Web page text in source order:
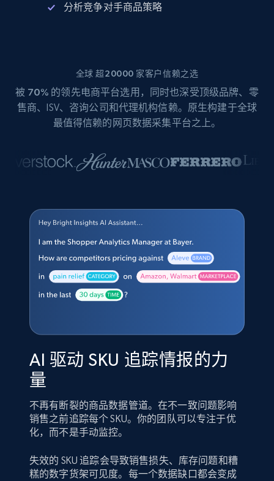
分析竞争对手商品策略
全球 超20000 家客户信赖之选
被 70% 的领先电商平台选用，同时也深受顶级品牌、零
售商、ISV、咨询公司和代理机构信赖。原生构建于全球
最值得信赖的网页数据采集平台之上。
AI 驱动 SKU 追踪情报的力
量
不再有断裂的商品数据管道。在不一致问题影响
销售之前追踪每个 SKU。你的团队可以专注于优
化，而不是手动监控。
失效的 SKU 追踪会导致销售损失、库存问题和糟
糕的数字货架可见度。每一个数据缺口都会变成